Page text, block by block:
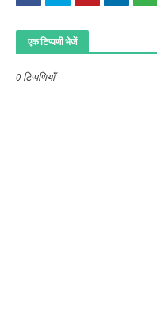
एक टिप्पणी भेजें
0 टिप्पणियाँ